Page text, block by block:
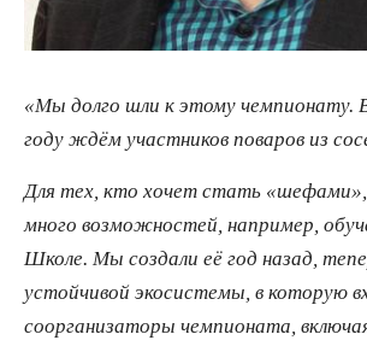
«Мы долго шли к этому чемпионату.
году ждём участников поваров из
Для тех, кто хочет стать «шефами»,
много возможностей, например,
Школе. Мы создали её год назад,
устойчивой экосистемы, в которую
соорганизаторы чемпионата,